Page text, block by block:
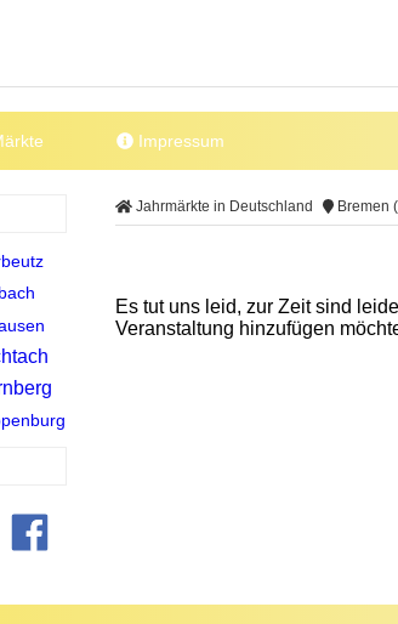
Impressum
Jahrmärkte in Deutschland Bremen
Es tut uns leid, zur Zeit sind
Veranstaltung hinzufügen